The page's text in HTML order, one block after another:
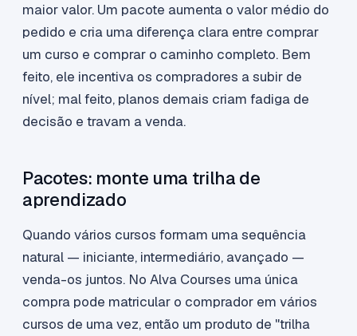
maior valor. Um pacote aumenta o valor médio do
pedido e cria uma diferença clara entre comprar
um curso e comprar o caminho completo. Bem
feito, ele incentiva os compradores a subir de
nível; mal feito, planos demais criam fadiga de
decisão e travam a venda.
Pacotes: monte uma trilha de
aprendizado
Quando vários cursos formam uma sequência
natural — iniciante, intermediário, avançado —
venda-os juntos. No Alva Courses uma única
compra pode matricular o comprador em vários
cursos de uma vez, então um produto de "trilha